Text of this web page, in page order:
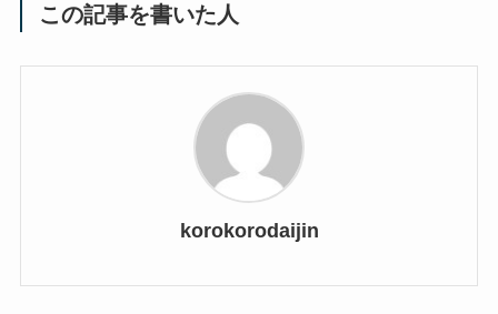
この記事を書いた人
korokorodaijin